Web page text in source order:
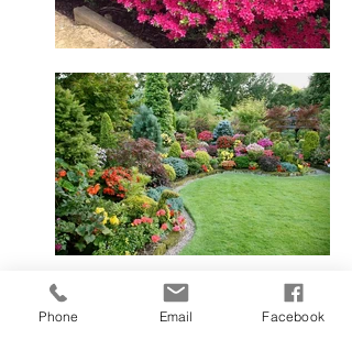
Phone Email Facebook